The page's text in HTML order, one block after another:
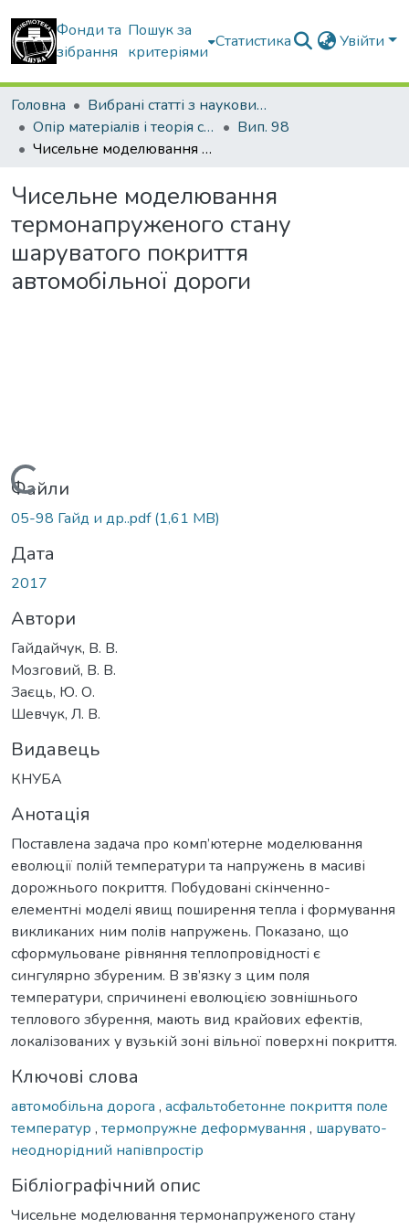
Фонди та
зібрання
Пошук за
критеріями
Статистика Увійти
Головна
Вибрані статті з наукових збірників КНУБА
Опір матеріалів і теорія споруд
Вип. 98
Чисельне моделювання термонапруженого стану шаруватого покриття автомобільної дороги
Чисельне моделювання
термонапруженого стану
шаруватого покриття
автомобільної дороги
Вантажиться...
Файли
05-98 Гайд и др..pdf(1,61 MB)
Дата
2017
Автори
Гайдайчук, В. В.
Мозговий, В. В.
Заєць, Ю. О.
Шевчук, Л. В.
Видавець
КНУБА
Анотація
Поставлена задача про комп’ютерне моделювання
еволюції полій температури та напружень в масиві
дорожнього покриття. Побудовані скінченно-
елементні моделі явищ поширення тепла і формування
викликаних ним полів напружень. Показано, що
сформульоване рівняння теплопровідності є
сингулярно збуреним. В зв’язку з цим поля
температури, спричинені еволюцією зовнішнього
теплового збурення, мають вид крайових ефектів,
локалізованих у вузькій зоні вільної поверхні покриття.
Ключові слова
автомобільна дорога , асфальтобетонне покриття поле
температур , термопружне деформування , шарувато-
неоднорідний напівпростір
Бібліографічний опис
Чисельне моделювання термонапруженого стану